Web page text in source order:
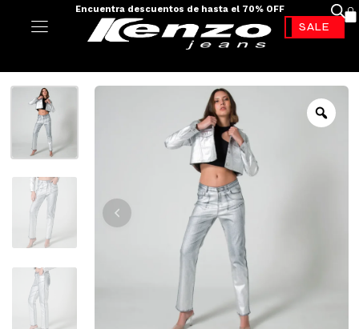
Encuentra descuentos de hasta el 70% OFF
-70%*